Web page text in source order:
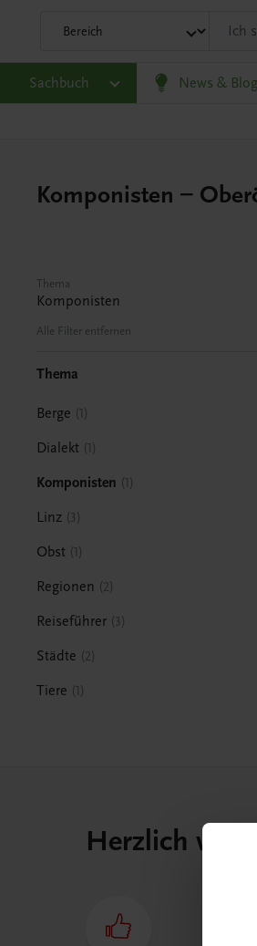
Sachbuch News & Blog
und Wirtschaft Karriere und Beruf
Komponisten –
Thema
Komponisten
Alle Filter entfernen
Thema
Berge 1
Dialekt 1
Komponisten 1
Linz 3
Obst 1
Regionen 2
Reiseführer 3
Städte 2
Tiere 1
Herzlich